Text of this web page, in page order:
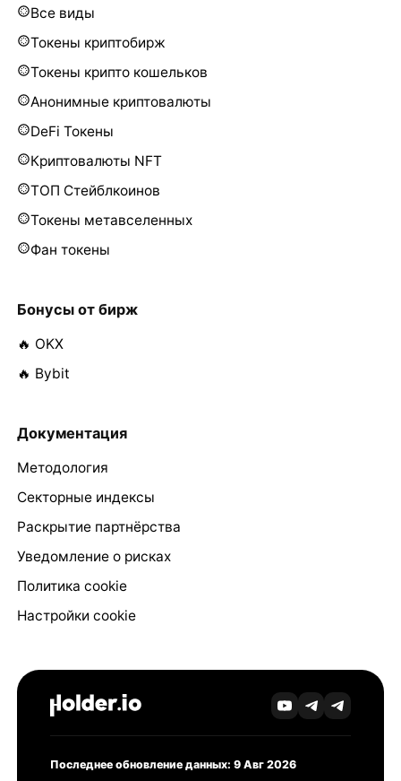
Все виды
Токены криптобирж
Токены крипто кошельков
Анонимные криптовалюты
DeFi Токены
Криптовалюты NFT
ТОП Стейблкоинов
Токены метавселенных
Фан токены
Бонусы от бирж
🔥 OKX
🔥 Bybit
Документация
Методология
Секторные индексы
Раскрытие партнёрства
Уведомление о рисках
Политика cookie
Настройки cookie
Последнее обновление данных: 9 Авг 2026